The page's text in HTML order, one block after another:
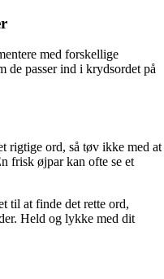
med forskellige
de passer ind i krydsordet på
rigtige ord, så tøv ikke med at
frisk øjpar kan ofte se et
til at finde det rette ord,
Held og lykke med dit